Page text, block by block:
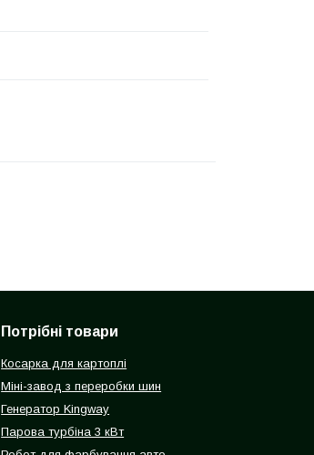
Потрібні товари
Косарка для картоплі
Міні-завод з переробки шин
Генератор Kingway
Парова турбіна 3 кВт